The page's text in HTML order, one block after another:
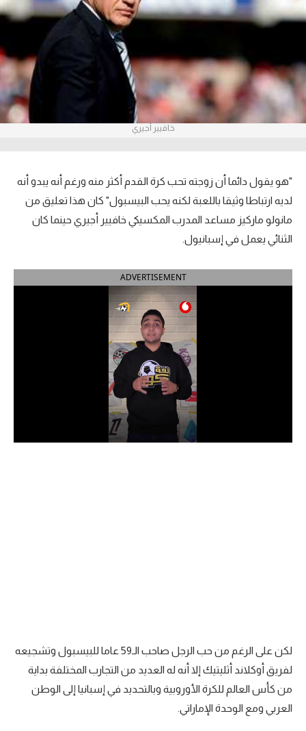
آراء حرة
بطولات
أمريكا 2026
الدوري الإنجليزي الممتاز
الدوري الإسباني
الدوري الإيطالي
الدوري الألماني
الدوري السعودي للمحترفين
دوري أبطال إفريقيا
الدوري الإنجليزي
الدوري الإسباني
دوري أبطال أوروبا
خافيير أجيري
"هو يقول دائما أن زوجته تحب كرة القدم أكثر منه ورغم أنه يبدو أنه
لديه ارتباطا وثيقا باللعبة لكنه يحب البيسبول" كان هذا تعليق من
مانولو ماركيز مساعد المدرب المكسيكي خافيير أجيري حينما كان
الثنائي يعمل في إسبانيول.
ADVERTISEMENT
لكن على الرغم من حب الرجل صاحب الـ59 عاما للبيسبول وتشجيعه
لفريق أوكلاند أثليتيك إلا أنه له العديد من التجارب المختلفة بداية
من كأس العالم للكرة الأوروبية وبالتحديد في إسبانيا إلى الوطن
العربي ومع الوحدة الإماراتي.